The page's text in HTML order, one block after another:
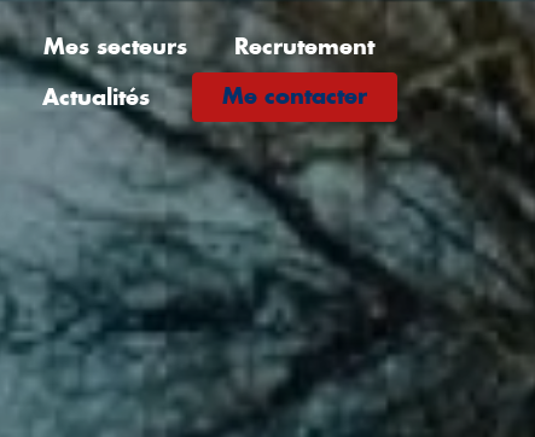
Mes secteurs
Recrutement
Actualités Me contacter